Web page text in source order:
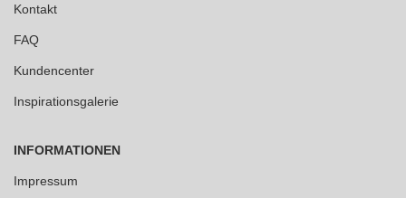
Kontakt
FAQ
Kundencenter
Inspirationsgalerie
INFORMATIONEN
Impressum